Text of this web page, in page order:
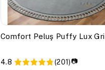
Comfort Peluş Puffy Lux Gri
4.8 (201) 📷